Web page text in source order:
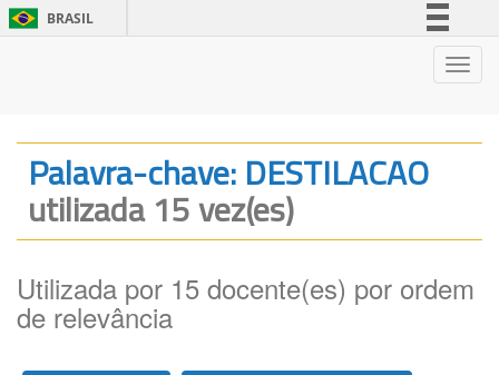
BRASIL
Legislação
Palavra-chave: DESTILACAO
utilizada 15 vez(es)
Utilizada por 15 docente(es) por ordem
de relevância